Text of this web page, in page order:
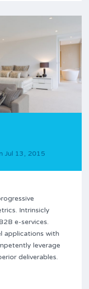
Jul 13, 2015
Intrinsicly
e-services.
applications with
leverage
deliverables.